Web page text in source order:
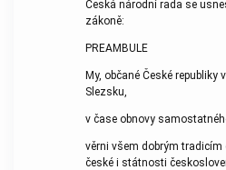
Česká národní rada se
zákoně:
PREAMBULE
My, občané České republiky
Slezsku,
v čase obnovy
věrni všem dobrým
české i státnosti